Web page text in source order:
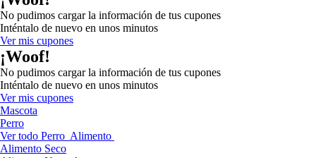
No pudimos cargar la información de tus cupones
Inténtalo de nuevo en unos minutos
Ver mis cupones
¡Woof!
No pudimos cargar la información de tus cupones
Inténtalo de nuevo en unos minutos
Ver mis cupones
Mascota
Perro
Ver todo Perro Alimento
Alimento Seco